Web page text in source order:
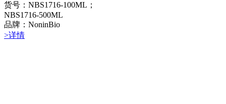
货号：NBS1716-100ML；
NBS1716-500ML
品牌：NoninBio
>详情